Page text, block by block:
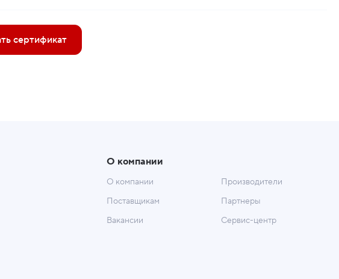
сертификат
О компании
О компании
Поставщикам
Вакансии
Производители
Партнеры
Сервис-центр